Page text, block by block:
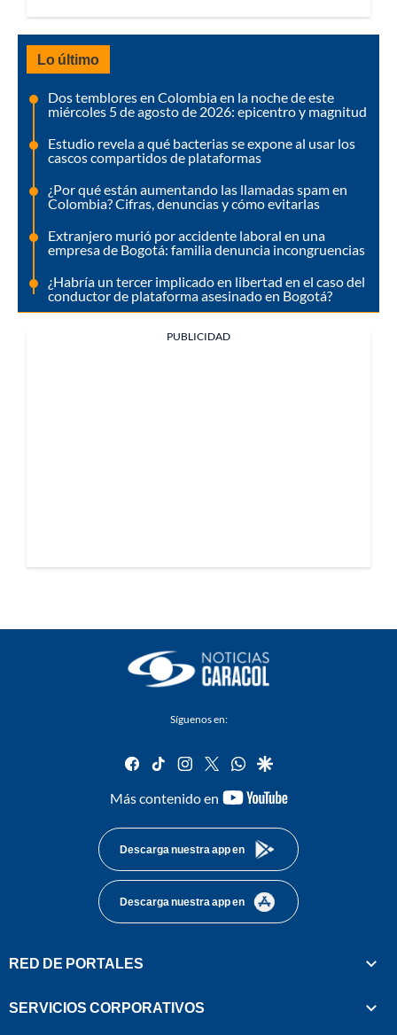
Lo último
Dos temblores en Colombia en la noche de este
miércoles 5 de agosto de 2026: epicentro y magnitud
Estudio revela a qué bacterias se expone al usar los
cascos compartidos de plataformas
¿Por qué están aumentando las llamadas spam en
Colombia? Cifras, denuncias y cómo evitarlas
Extranjero murió por accidente laboral en una
empresa de Bogotá: familia denuncia incongruencias
¿Habría un tercer implicado en libertad en el caso del
conductor de plataforma asesinado en Bogotá?
PUBLICIDAD
Síguenos en:
facebook
tiktok instagram
twitterwhatsapp
google
Más contenido en
youtube-
Descarga nuestra app en
Descarga nuestra app en
RED DE PORTALES
SERVICIOS CORPORATIVOS